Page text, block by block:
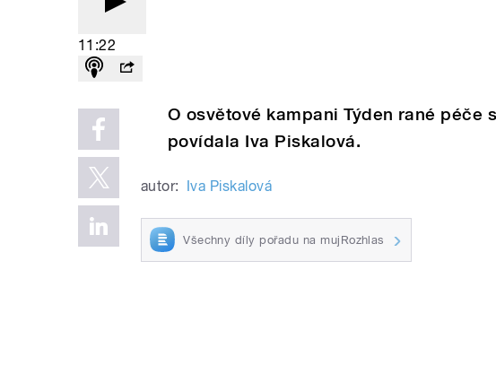
11:22
O osvětové kampani Týden rané péče
povídala Iva Piskalová.
autor: Iva Piskalová
Všechny díly pořadu na mujRozhlas